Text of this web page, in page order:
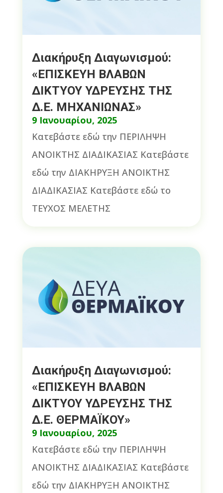
Διακήρυξη Διαγωνισμού:
«ΕΠΙΣΚΕΥΗ ΒΛΑΒΩΝ
ΔΙΚΤΥΟΥ ΥΔΡΕΥΣΗΣ ΤΗΣ
Δ.Ε. ΜΗΧΑΝΙΩΝΑΣ»
9 Ιανουαρίου, 2025
Κατεβάστε εδώ την ΠΕΡΙΛΗΨΗ
ΑΝΟΙΚΤΗΣ ΔΙΑΔΙΚΑΣΙΑΣ Κατεβάστε
εδώ την ΔΙΑΚΗΡΥΞΗ ΑΝΟΙΚΤΗΣ
ΔΙΑΔΙΚΑΣΙΑΣ Κατεβάστε εδώ το
ΤΕΥΧΟΣ ΜΕΛΕΤΗΣ
Διακήρυξη Διαγωνισμού:
«ΕΠΙΣΚΕΥΗ ΒΛΑΒΩΝ
ΔΙΚΤΥΟΥ ΥΔΡΕΥΣΗΣ ΤΗΣ
Δ.Ε. ΘΕΡΜΑΪΚΟΥ»
9 Ιανουαρίου, 2025
Κατεβάστε εδώ την ΠΕΡΙΛΗΨΗ
ΑΝΟΙΚΤΗΣ ΔΙΑΔΙΚΑΣΙΑΣ Κατεβάστε
εδώ την ΔΙΑΚΗΡΥΞΗ ΑΝΟΙΚΤΗΣ